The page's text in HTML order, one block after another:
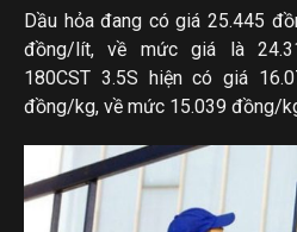
Dầu hỏa đang có giá 25.445
đồng/lít, về mức giá là
180CST 3.5S hiện có giá
đồng/kg, về mức 15.039 đồng/